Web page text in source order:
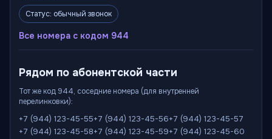
Статус: обычный звонок
Все номера с кодом 944
Рядом по абонентской части
Тот же код 944, соседние номера (для внутренней
перелинковки):
+7 (944) 123-45-55+7 (944) 123-45-56+7 (944) 123-45-57
+7 (944) 123-45-58+7 (944) 123-45-59+7 (944) 123-45-60